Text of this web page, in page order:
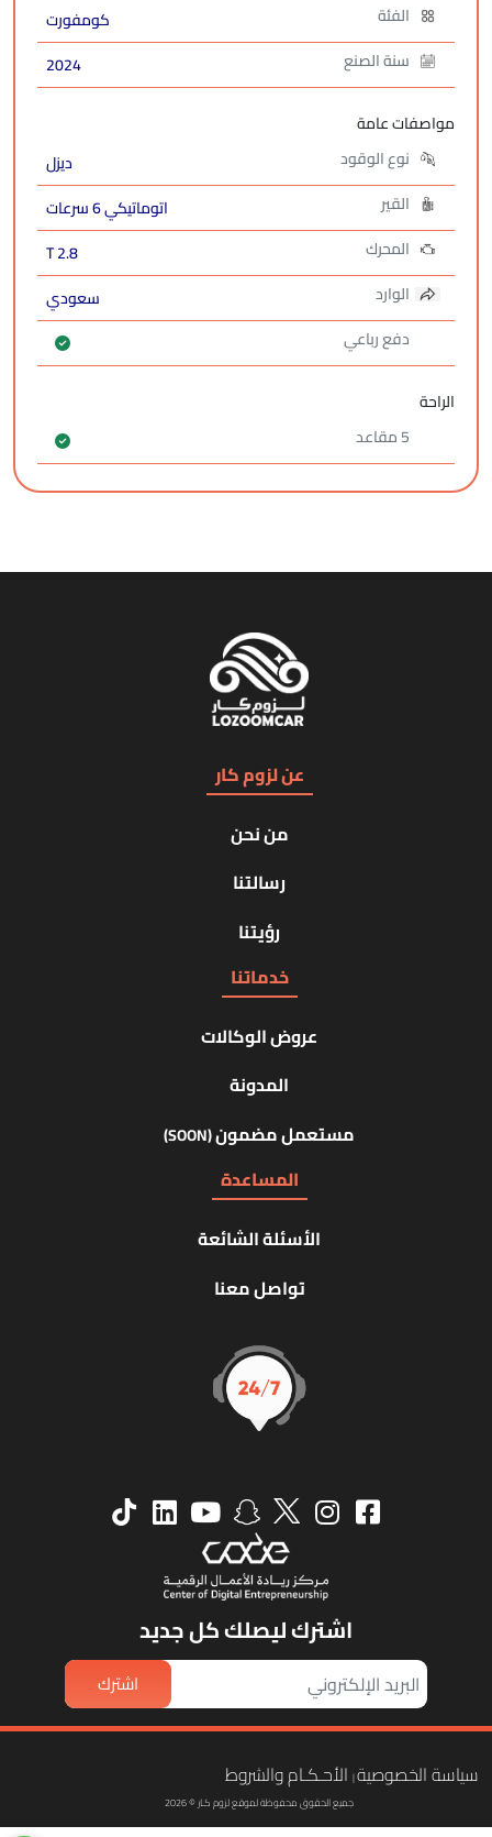
الفئة
كومفورت
سنة الصنع
2024
مواصفات عامة
نوع الوقود
ديزل
القير
اتوماتيكي 6 سرعات
المحرك
2.8 T
الوارد
سعودي
دفع رباعي
الراحة
عن لزوم كار
من نحن
رسالتنا
رؤيتنا
خدماتنا
عروض الوكالات
المدونة
مستعمل مضمون(SOON)
المساعدة
الأسئلة الشائعة
تواصل معنا
اشترك ليصلك كل جديد
اشترك
سياسة الخصوصية|الأحـكـام والشروط
جميع الحقوق محفوظة لموقع لزوم كـار © 2026